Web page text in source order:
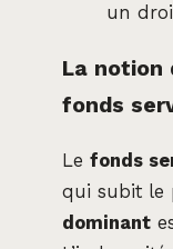
un
La notion
fonds
Le fonds
qui subit le
dominant